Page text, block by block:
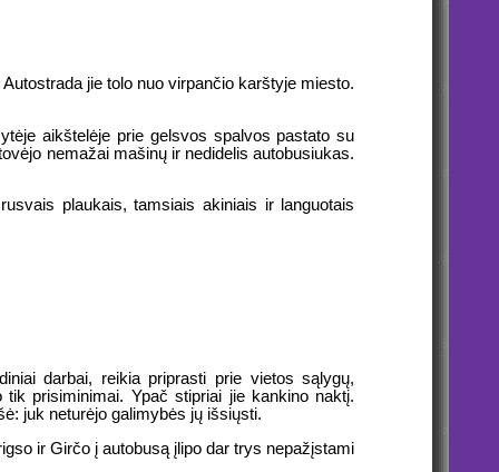
jie tolo nuo virpančio karštyje miesto.
aikštelėje prie gelsvos spalvos pastato su
nemažai mašinų ir nedidelis autobusiukas.
plaukais, tamsiais akiniais ir languotais
darbai, reikia priprasti prie vietos sąlygų,
prisiminimai. Ypač stipriai jie kankino naktį.
juk neturėjo galimybės jų išsiųsti.
ir Girčo į autobusą įlipo dar trys nepažįstami